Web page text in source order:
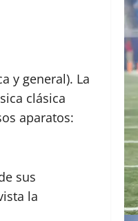
y general). La
clásica
aparatos:
sus
la